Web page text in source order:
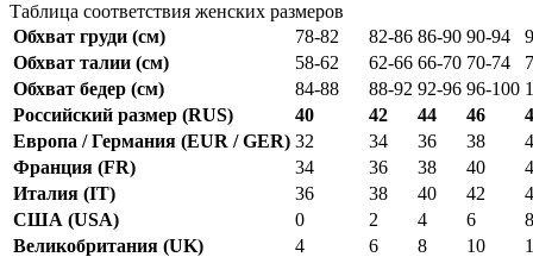
Таблица соответствия женских размеров
Обхват груди (см)
78-82 82-86 86-90 90-94
Обхват талии (см)
58-62 62-66 66-70 70-74
Обхват бедер (см)
84-88 88-92 92-96 96-100
Российский размер (RUS)
40 42 44 46
Европа / Германия (EUR / GER) 32 34 36 38
Франция (FR)
34 36 38 40
Италия (IT)
36 38 40 42
США (USA)
0 2 4 6
8
Великобритания (UK)
4 6 8 10